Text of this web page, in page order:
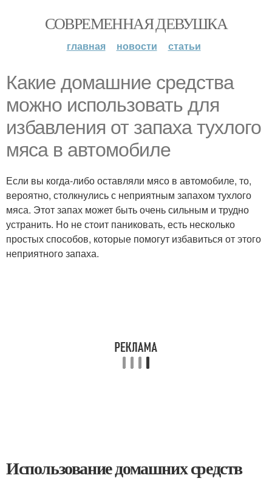
СОВРЕМЕННАЯ ДЕВУШКА
главная новости статьи
Какие домашние средства
можно использовать для
избавления от запаха тухлого
мяса в автомобиле
Если вы когда-либо оставляли мясо в автомобиле, то,
вероятно, столкнулись с неприятным запахом тухлого
мяса. Этот запах может быть очень сильным и трудно
устранить. Но не стоит паниковать, есть несколько
простых способов, которые помогут избавиться от этого
неприятного запаха.
Использование домашних средств